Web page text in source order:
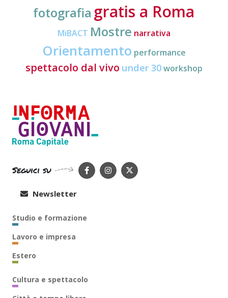
fotografia gratis a Roma
MiBACT Mostre narrativa
Orientamento performance
spettacolo dal vivo under 30workshop
Seguici su
Newsletter
Studio e formazione
Lavoro e impresa
Estero
Cultura e spettacolo